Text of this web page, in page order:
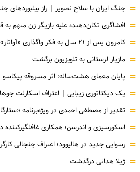
= جنگ ایران با سلاح تصویر | راز بیلبوردهای
= افشاگری‌ تکان‌دهنده علیه بازیگر زن متهم به
= کامرون پس از ۲۱ سال به فکر واگذاری «آواتار» افتاد
= مازیار لرستانی به تلویزیون برگشت
= پایان معمای هشت‌ساله: اثر مسروقه
= یک دیکتاتوری زیبایی | اعتراف اسکارلت
= تقدیر از مصطفی احمدی در ویژه‌برنامه
= اسکورسیزی و اندرسن؛ همکاری غافلگیرکننده
= رسوایی جدید در هالیوود؛ اعتراف جنجالی
= ژیلا هدائی درگذشت